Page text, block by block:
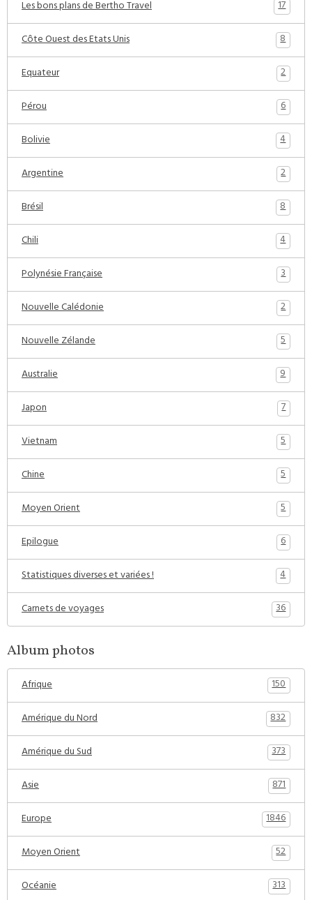
Les bons plans de Bertho Travel
17
Côte Ouest des Etats Unis
8
Equateur
2
Pérou
6
Bolivie
4
Argentine
2
Brésil
8
Chili
4
Polynésie Française
3
Nouvelle Calédonie
2
Nouvelle Zélande
5
Australie
9
Japon
7
Vietnam
5
Chine
5
Moyen Orient
5
Epilogue
6
Statistiques diverses et variées !
4
Carnets de voyages
36
Album photos
Afrique
150
Amérique du Nord
832
Amérique du Sud
373
Asie
871
Europe
1846
Moyen Orient
52
Océanie
313